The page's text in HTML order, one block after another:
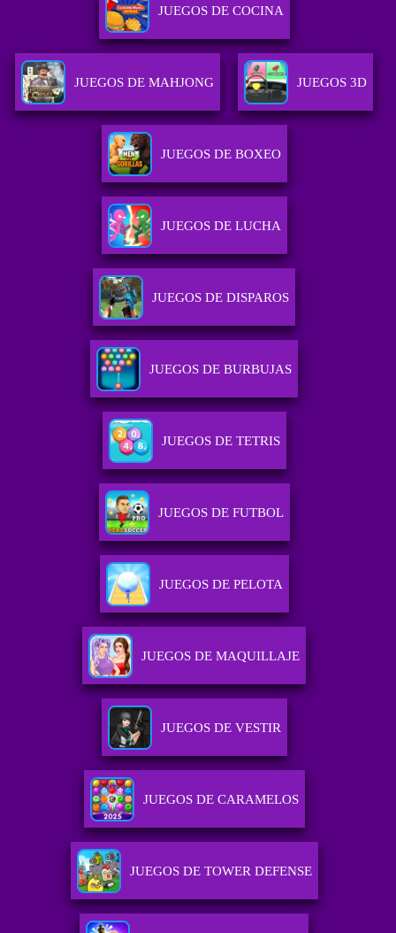
JUEGOS DE COCINA
JUEGOS DE MAHJONG JUEGOS 3D
JUEGOS DE BOXEO
JUEGOS DE LUCHA
JUEGOS DE DISPAROS
JUEGOS DE BURBUJAS
JUEGOS DE TETRIS
JUEGOS DE FUTBOL
JUEGOS DE PELOTA
JUEGOS DE MAQUILLAJE
JUEGOS DE VESTIR
JUEGOS DE CARAMELOS
JUEGOS DE TOWER DEFENSE